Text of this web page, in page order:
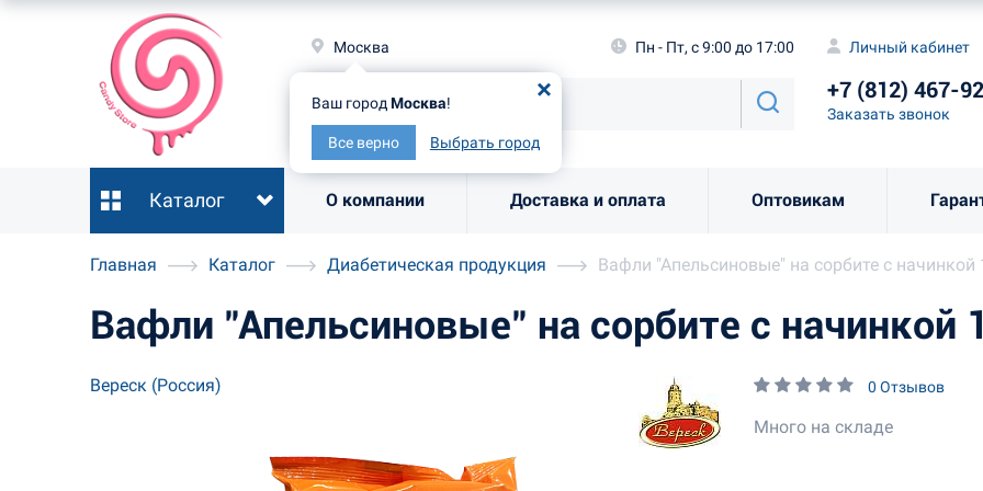
Москва
Ваш город Москва!
Все верно Выбрать город
Пн - Пт, с 9:00 до 17:00 Личный кабинет
+7 (812) 467-
Заказать звонок
Каталог О компании Доставка и оплата Оптовикам
Ваш городМосква
Все верно
Заказать
Главная Каталог Диабетическая продукция Вафли "Апельсиновые" на сорбите с начинкой
Вафли "Апельсиновые" на сорбите с начинкой
Вереск (Россия) 0 Отзывов
Много на складе